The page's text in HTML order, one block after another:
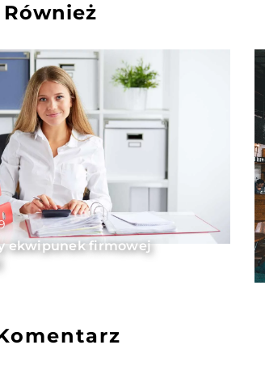
ekwipunek firmowej